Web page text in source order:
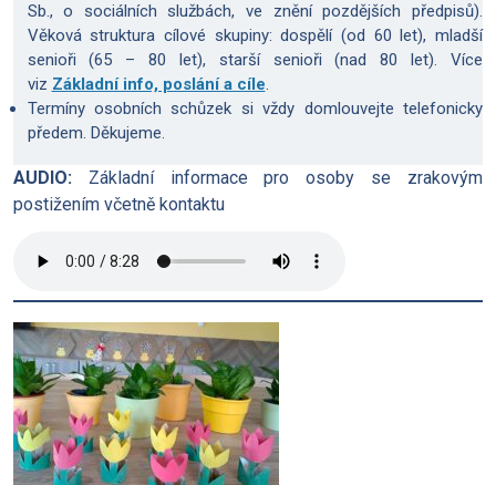
Sb., o sociálních službách, ve znění pozdějších předpisů).
Věková struktura cílové skupiny: dospělí (od 60 let), mladší
senioři (65 – 80 let), starší senioři (nad 80 let). Více
viz Základní info, poslání a cíle.
Termíny osobních schůzek si vždy domlouvejte telefonicky
předem. Děkujeme.
AUDIO: Základní informace pro osoby se zrakovým
postižením včetně kontaktu